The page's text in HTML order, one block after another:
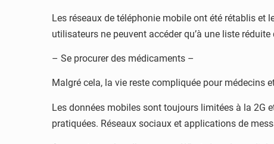
Les réseaux de téléphonie mobile ont été rétablis et
utilisateurs ne peuvent accéder qu’à une liste
– Se procurer des médicaments –
Malgré cela, la vie reste compliquée pour médecins
Les données mobiles sont toujours limitées à la 2G
pratiquées. Réseaux sociaux et applications de